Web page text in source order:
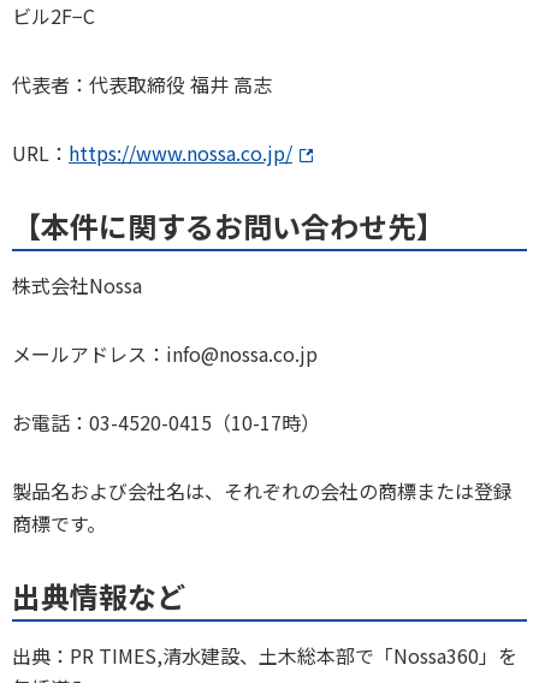
ビル2F−C
代表者：代表取締役 福井 高志
URL： https://www.nossa.co.jp/
【本件に関するお問い合わせ先】
株式会社Nossa
メールアドレス：info@nossa.co.jp
お電話：03-4520-0415（10-17時）
製品名および会社名は、それぞれの会社の商標または登録
商標です。
出典情報など
出典：PR TIMES,清水建設、土木総本部で「Nossa360」を